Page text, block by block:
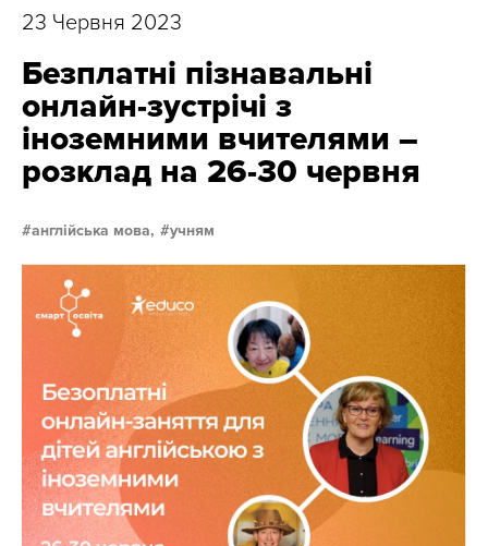
23 Червня 2023
Безплатні пізнавальні
онлайн-зустрічі з
іноземними вчителями –
розклад на 26-30 червня
англійська мова, учням